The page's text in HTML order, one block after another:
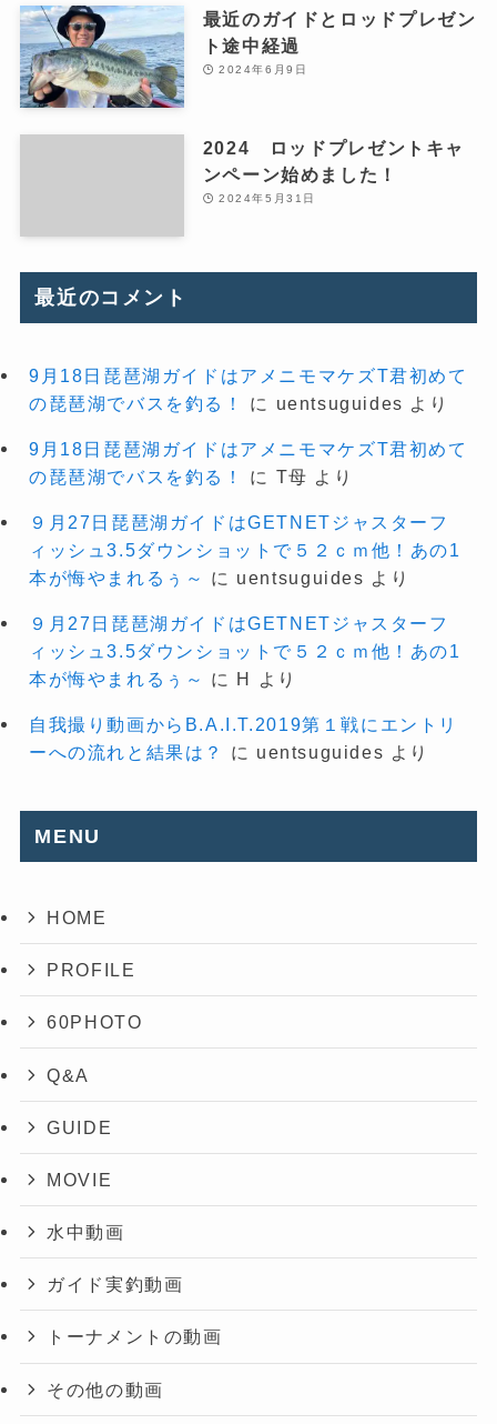
最近のガイドとロッドプレゼン
ト途中経過
2024年6月9日
2024 ロッドプレゼントキャ
ンペーン始めました！
2024年5月31日
最近のコメント
9月18日琵琶湖ガイドはアメニモマケズT君初めて
の琵琶湖でバスを釣る！
に uentsuguides より
9月18日琵琶湖ガイドはアメニモマケズT君初めて
の琵琶湖でバスを釣る！
に T母 より
９月27日琵琶湖ガイドはGETNETジャスターフ
ィッシュ3.5ダウンショットで５２ｃｍ他！あの1
本が悔やまれるぅ～
に uentsuguides より
９月27日琵琶湖ガイドはGETNETジャスターフ
ィッシュ3.5ダウンショットで５２ｃｍ他！あの1
本が悔やまれるぅ～
に H より
自我撮り動画からB.A.I.T.2019第１戦にエントリ
ーへの流れと結果は？
に uentsuguides より
MENU
HOME
PROFILE
60PHOTO
Q&A
GUIDE
MOVIE
水中動画
ガイド実釣動画
トーナメントの動画
その他の動画